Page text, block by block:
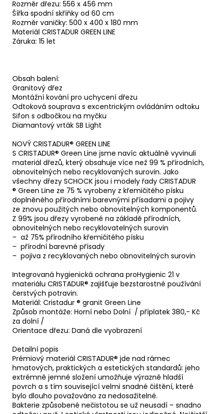
Rozměr dřezu: 556 x 456 mm
Šířka spodní skříňky od 60 cm
Rozměr vaničky: 500 x 400 x 180 mm
Materiál CRISTADUR GREEN LINE
Záruka: 15 let
Obsah balení:
Granitový dřez
Montážní kování pro uchycení dřezu
Odtoková souprava s excentrickým ovládáním odtoku
Sifon s odbočkou na myčku
Diamantový vrták SB Light
NOVÝ CRISTADUR® GREEN LINE
S CRISTADUR® Green Line jsme navíc aktuálně vyvinuli
materiál dřezů, který obsahuje více než 99 % přírodních,
obnovitelných nebo recyklovaných surovin. Jako
všechny dřezy SCHOCK jsou i modely řady CRISTADUR
® Green Line ze 75 % vyrobeny z křemičitého písku
doplněného přírodními barevnými přísadami a pojivy
ze znovu použitých nebo obnovitelných komponentů.
Z 99% jsou dřezy vyrobené na základě přírodních,
obnovitelných nebo recyklovatelných surovin
– až 75% přírodního křemičitého písku
– přírodní barevné přísady
– pojiva z recyklovaných nebo obnovitelných surovin
Integrovaná hygienická ochrana proHygienic 21 v
materiálu CRISTADUR® zajišťuje bezstarostné používání
čerstvých potravin.
Materiál: Cristadur ® granit Green Line
Způsob montáže: Horní nebo Dolní / příplatek 380,- Kč
za dolní /
Orientace dřezu: Daná dle vyobrazení
Detailní popis
Prémiový materiál CRISTADUR® jde nad rámec
hmatových, praktických a estetických standardů: jeho
extrémně jemné složení umožňuje výrazně hladší
povrch a s tím související velmi snadné čištění, které
bylo dlouho považováno za nedosažitelné.
Bakterie způsobené nečistotou se už neusadí – snadno